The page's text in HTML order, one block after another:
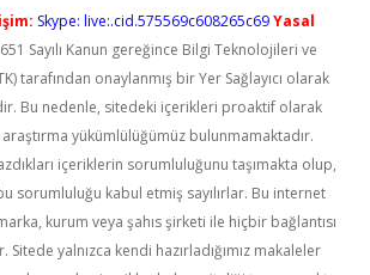
Skype: live:.cid.575569c608265c69Yasal
Sayılı Kanun gereğince Bilgi Teknolojileri ve
tarafından onaylanmış bir Yer Sağlayıcı olarak
Bu nedenle, sitedeki içerikleri proaktif olarak
yükümlülüğümüz bulunmamaktadır.
içeriklerin sorumluluğunu taşımakta olup,
sorumluluğu kabul etmiş sayılırlar. Bu internet
kurum veya şahıs şirketi ile hiçbir bağlantısı
Sitede yalnızca kendi hazırladığımız makaleler